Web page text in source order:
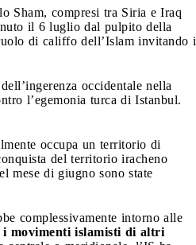
Sham, compresi tra Siria e Iraq
il 6 luglio dal pulpito della
di califfo dell’Islam invitando i
occidentale nella
l’egemonia turca di Istanbul.
occupa un territorio di
del territorio iracheno
mese di giugno sono state
complessivamente intorno alle
i movimenti islamisti di altri